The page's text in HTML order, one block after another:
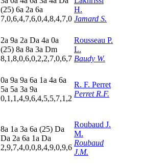
(25) 6a 2a 6a
7,0,6,4,7,6,0,4,8,4,7,0
H.
Jamard S.
2a 9a 2a Da 4a 0a
(25) 8a 8a 3a Dm
8,1,8,0,6,0,2,2,7,0,6,7
Rousseau P.
L.
Baudy W.
0a 9a 9a 6a 1a 4a 6a
5a 5a 3a 9a
0,1,1,4,9,6,4,5,5,7,1,2
R. F. Perret
Perret R.F.
8a 1a 3a 6a (25) Da
Da 2a 6a 1a Da
2,9,7,4,0,0,8,4,9,0,9,6
Roubaud J.
M.
Roubaud
J.M.